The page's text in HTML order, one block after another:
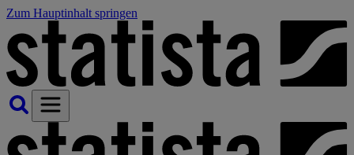
Zum Hauptinhalt springen